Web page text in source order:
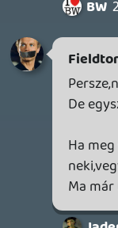
MEGJELENÉSI DÁTUMOK
Benne: Isle of
Endless Vault, Fallen
CORSAIR CLIPPER PRO
FIRE EMBLEM:
COUNTRY DLC – EZ